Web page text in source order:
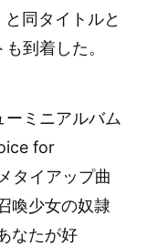
同タイトルと
到着した。
ミニアルバム
for
タイアップ曲
喚少女の奴隷
なたが好